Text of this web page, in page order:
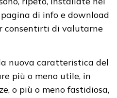
di info e download
consentirti di valutarne
nuova caratteristica del
più o meno utile, in
o più o meno fastidiosa,